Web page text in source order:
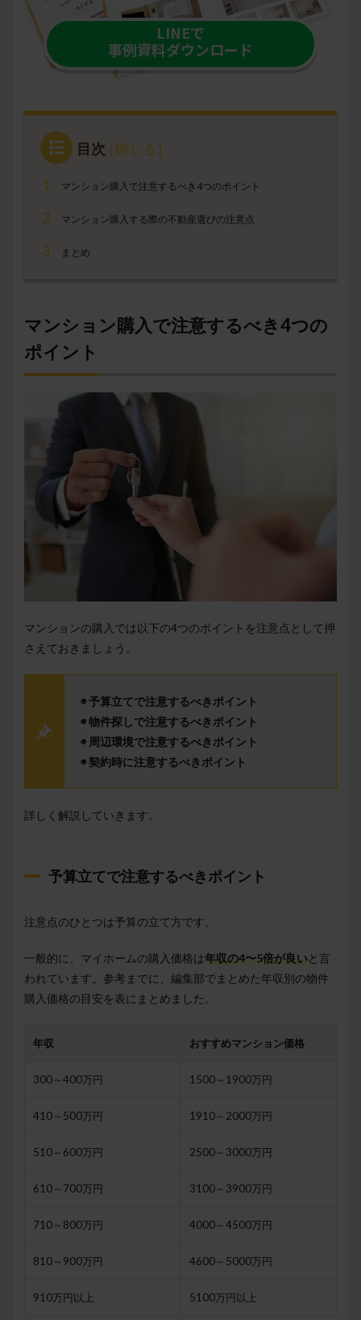
LINEで
事例資料ダウンロード
目次
1 マンション購入で注意するべき4つのポイント
2 マンション購入する際の不動産選びの注意点
3 まとめ
マンション購入で注意するべき4つの
ポイント
マンションの購入では以下の4つのポイントを注意点として押
さえておきましょう。
◉ 予算立てで注意するべきポイント
◉ 物件探しで注意するべきポイント
◉ 周辺環境で注意するべきポイント
◉ 契約時に注意するべきポイント
詳しく解説していきます。
予算立てで注意するべきポイント
注意点のひとつは予算の立て方です。
一般的に、マイホームの購入価格は年収の4〜5倍が良いと言
われています。参考までに、編集部でまとめた年収別の物件
購入価格の目安を表にまとめました。
年収 おすすめマンション価格
300～400万円 1500～1900万円
410～500万円 1910～2000万円
510～600万円 2500～3000万円
610～700万円 3100～3900万円
710～800万円 4000～4500万円
810～900万円 4600～5000万円
910万円以上 5100万円以上